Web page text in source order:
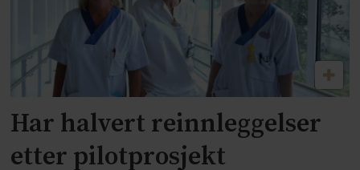
Har halvert reinnleggelser
etter pilotprosjekt